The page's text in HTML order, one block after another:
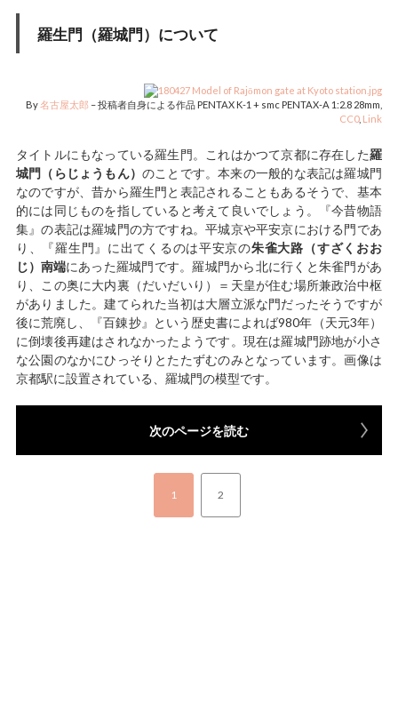
羅生門（羅城門）について
By名古屋太郎 –投稿者自身による作品 PENTAX K-1 + smc PENTAX-A 1:2.8 28mm,
CC0, Link
タイトルにもなっている羅生門。これはかつて京都に存在した羅
城門（らじょうもん） のことです。本来の一般的な表記は羅城門
なのですが、昔から羅生門と表記されることもあるそうで、基本
的には同じものを指していると考えて良いでしょう。『今昔物語
集』の表記は羅城門の方ですね。平城京や平安京における門であ
り、『羅生門』に出てくるのは平安京の朱雀大路（すざくおお
じ）南端にあった羅城門です。羅城門から北に行くと朱雀門があ
り、この奥に大内裏（だいだいり）＝天皇が住む場所兼政治中枢
がありました。建てられた当初は大層立派な門だったそうですが
後に荒廃し、『百錬抄』という歴史書によれば980年（天元3年）
に倒壊後再建はされなかったようです。現在は羅城門跡地が小さ
な公園のなかにひっそりとたたずむのみとなっています。画像は
京都駅に設置されている、羅城門の模型です。
次のページを読む
1 2